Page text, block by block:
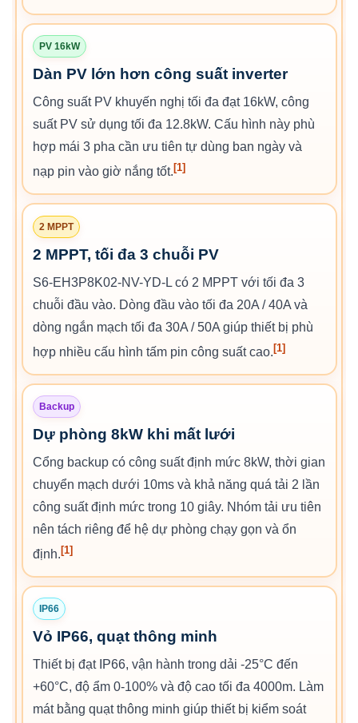
PV 16kW
Dàn PV lớn hơn công suất inverter
Công suất PV khuyến nghị tối đa đạt 16kW, công
suất PV sử dụng tối đa 12.8kW. Cấu hình này phù
hợp mái 3 pha cần ưu tiên tự dùng ban ngày và
nạp pin vào giờ nắng tốt. [1]
2 MPPT
2 MPPT, tối đa 3 chuỗi PV
S6-EH3P8K02-NV-YD-L có 2 MPPT với tối đa 3
chuỗi đầu vào. Dòng đầu vào tối đa 20A / 40A và
dòng ngắn mạch tối đa 30A / 50A giúp thiết bị phù
hợp nhiều cấu hình tấm pin công suất cao. [1]
Backup
Dự phòng 8kW khi mất lưới
Cổng backup có công suất định mức 8kW, thời gian
chuyển mạch dưới 10ms và khả năng quá tải 2 lần
công suất định mức trong 10 giây. Nhóm tải ưu tiên
nên tách riêng để hệ dự phòng chạy gọn và ổn
định. [1]
IP66
Vỏ IP66, quạt thông minh
Thiết bị đạt IP66, vận hành trong dải -25°C đến
+60°C, độ ẩm 0-100% và độ cao tối đa 4000m. Làm
mát bằng quạt thông minh giúp thiết bị kiểm soát